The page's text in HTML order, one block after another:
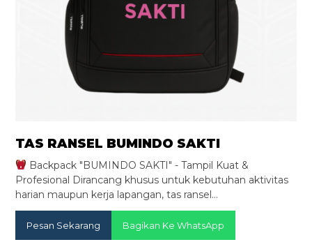
TAS RANSEL BUMINDO SAKTI
Backpack "BUMINDO SAKTI" - Tampil Kuat &
Profesional Dirancang khusus untuk kebutuhan aktivitas
harian maupun kerja lapangan, tas ransel…
Pesan Sekarang Bagikan Ke WhatsApp